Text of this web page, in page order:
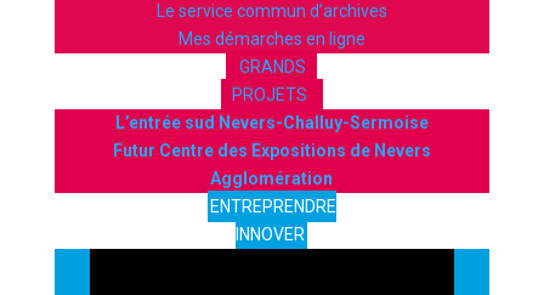
Le service commun d’archives
Mes démarches en ligne
GRANDS
PROJETS
L’entrée sud Nevers-Challuy-Sermoise
Futur Centre des Expositions de Nevers
Agglomération
ENTREPRENDRE
INNOVER